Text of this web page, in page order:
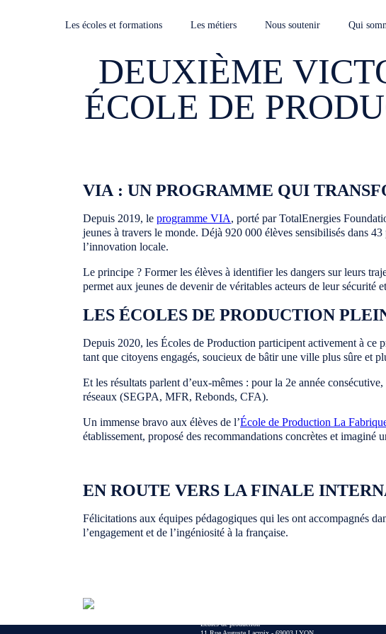
Les écoles et formations Les métiers Nous soutenir Qui
DEUXIÈME
ÉCOLE DE
VIA : UN PROGRAMME QUI
Depuis 2019, le programme VIA, porté par TotalEnergies
jeunes à travers le monde. Déjà 920 000 élèves sensibilisés dans
l’innovation locale.
Le principe ? Former les élèves à identifier les dangers sur leurs
permet aux jeunes de devenir de véritables acteurs de leur sécurité
LES ÉCOLES DE PRODUCTION
Depuis 2020, les Écoles de Production participent activement à ce
tant que citoyens engagés, soucieux de bâtir une ville plus sûre et
Et les résultats parlent d’eux-mêmes : pour la 2e année
réseaux (SEGPA, MFR, Rebonds, CFA).
Un immense bravo aux élèves de l’École de Production La
établissement, proposé des recommandations concrètes et
EN ROUTE VERS LA FINALE
Félicitations aux équipes pédagogiques qui les ont accompagnés
l’engagement et de l’ingéniosité à la française.
Écoles de production